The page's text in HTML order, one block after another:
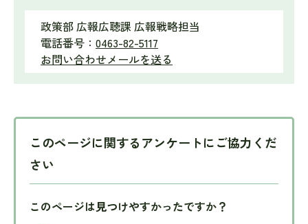
政策部 広報広聴課 広報戦略担当
電話番号： 0463-82-5117
お問い合わせメールを送る
このページに関するアンケートにご協力くだ
さい
このページは見つけやすかったですか？